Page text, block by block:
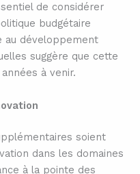
de considérer
budgétaire
au développement
suggère que cette
à venir.
soient
dans les domaines
à la pointe des